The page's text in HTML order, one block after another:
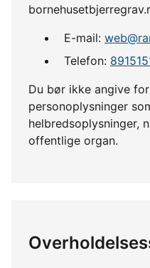
E-mail:
Telefon:
Du bør ikke angive
personoplysninger
helbredsoplysninger,
offentlige organ.